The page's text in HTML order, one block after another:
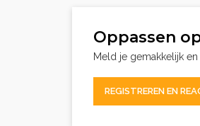
Oppassen
Meld je gemakkelijk
REGISTREREN EN